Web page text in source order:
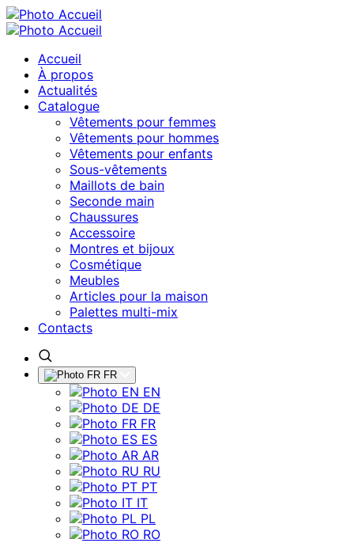
Accueil
À propos
Actualités
Catalogue
Vêtements pour femmes
Vêtements pour hommes
Vêtements pour enfants
Sous-vêtements
Maillots de bain
Seconde main
Chaussures
Accessoire
Montres et bijoux
Cosmétique
Meubles
Articles pour la maison
Palettes multi-mix
Contacts
FR
EN
DE
FR
ES
AR
RU
PT
IT
PL
RO